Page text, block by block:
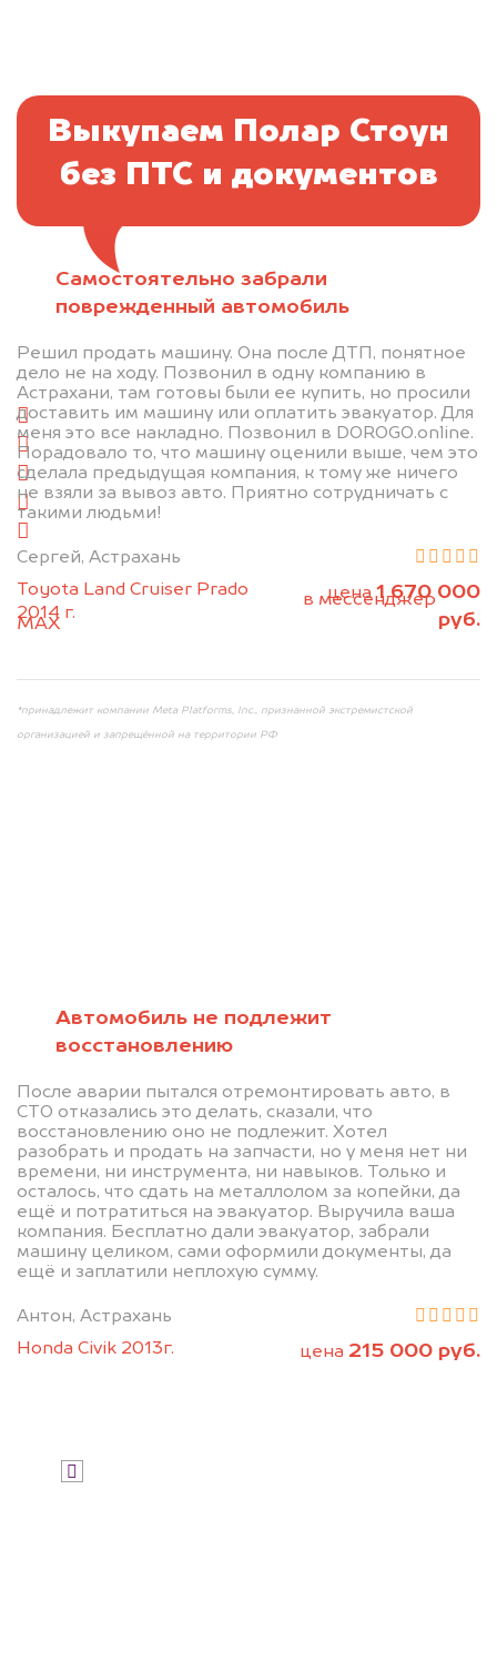
Самостоятельно забрали
поврежденный автомобиль
Решил продать машину. Она после ДТП, понятное
дело не на ходу. Позвонил в одну компанию в
Астрахани, там готовы были ее купить, но просили
доставить им машину или оплатить эвакуатор. Для
меня это все накладно. Позвонил в DOROGO.online.
Порадовало то, что машину оценили выше, чем это
сделала предыдущая компания, к тому же ничего
не взяли за вывоз авто. Приятно сотрудничать с
такими людьми!
Сергей, Астрахань
Toyota Land Cruiser Prado
2014 г.
цена1 670 000
руб.
Автомобиль не подлежит
восстановлению
После аварии пытался отремонтировать авто, в
СТО отказались это делать, сказали, что
восстановлению оно не подлежит. Хотел
разобрать и продать на запчасти, но у меня нет ни
времени, ни инструмента, ни навыков. Только и
осталось, что сдать на металлолом за копейки, да
ещё и потратиться на эвакуатор. Выручила ваша
компания. Бесплатно дали эвакуатор, забрали
машину целиком, сами оформили документы, да
ещё и заплатили неплохую сумму.
Антон, Астрахань
Honda Civik 2013г.
цена 215 000 руб.
Выкупаем Полар Стоун
без ПТС и документов
Отправьте фотографии автомобиля — через
1. Сфотографируйте машину:
спереди
сзади
слева
справа
+79584983298 по WhatsApp*, в мессенджер
MAX
*принадлежит компании Meta Platforms, Inc., признанной экстремистской
организацией и запрещённой на территории РФ
БЕСПЛАТНО
разборку.
Мы купим ваше авто на 20.000 руб.
дороже, чем предлагают на
автоаукционах.